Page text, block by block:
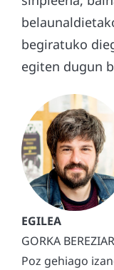
begiratuko
egiten dugun
GORKA
Poz gehiago